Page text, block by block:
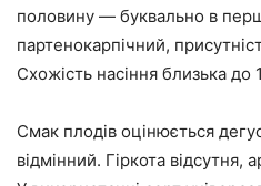
половину — буквально в
партенокарпічний,
Схожість насіння близька до
Смак плодів оцінюється
відмінний. Гіркота відсутня,